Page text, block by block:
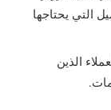
التي يحتاجها
الذين